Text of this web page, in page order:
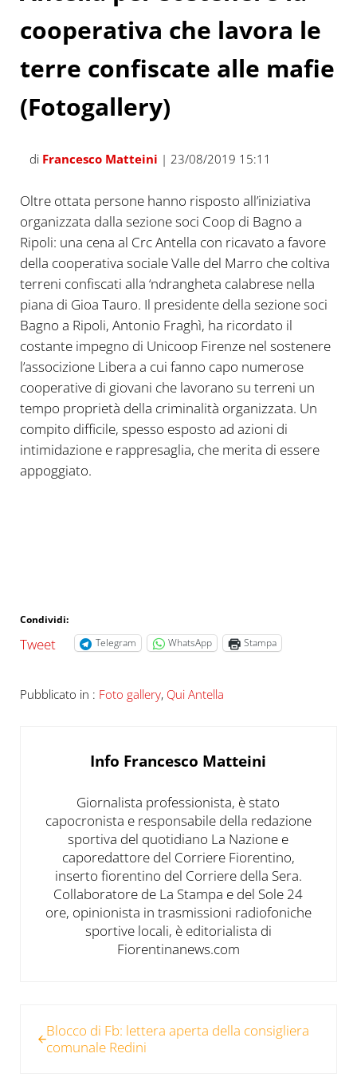
cooperativa che lavora le
terre confiscate alle mafie
(Fotogallery)
di Francesco Matteini | 23/08/2019 15:11
Oltre ottata persone hanno risposto all’iniziativa
organizzata dalla sezione soci Coop di Bagno a
Ripoli: una cena al Crc Antella con ricavato a favore
della cooperativa sociale Valle del Marro che coltiva
terreni confiscati alla ‘ndrangheta calabrese nella
piana di Gioa Tauro. Il presidente della sezione soci
Bagno a Ripoli, Antonio Fraghì, ha ricordato il
costante impegno di Unicoop Firenze nel sostenere
l’associzione Libera a cui fanno capo numerose
cooperative di giovani che lavorano su terreni un
tempo proprietà della criminalità organizzata. Un
compito difficile, spesso esposto ad azioni di
intimidazione e rappresaglia, che merita di essere
appoggiato.
Condividi:
Tweet Telegram WhatsApp Stampa
Pubblicato in : Foto gallery, Qui Antella
Info Francesco Matteini
Giornalista professionista, è stato
capocronista e responsabile della redazione
sportiva del quotidiano La Nazione e
caporedattore del Corriere Fiorentino,
inserto fiorentino del Corriere della Sera.
Collaboratore de La Stampa e del Sole 24
ore, opinionista in trasmissioni radiofoniche
sportive locali, è editorialista di
Fiorentinanews.com
Blocco di Fb: lettera aperta della consigliera
comunale Redini